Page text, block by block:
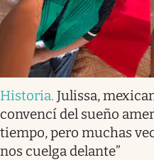
Historia. Julissa,
convencí del sueño
tiempo, pero muchas
nos cuelga delante”